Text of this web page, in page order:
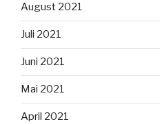
August 2021
Juli 2021
Juni 2021
Mai 2021
April 2021